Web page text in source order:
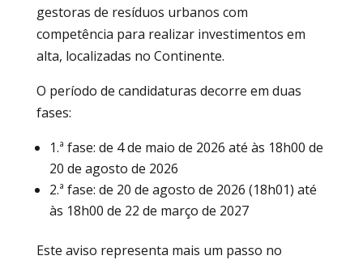
gestoras de resíduos urbanos com
competência para realizar investimentos em
alta, localizadas no Continente.
O período de candidaturas decorre em duas
fases:
1.ª fase: de 4 de maio de 2026 até às 18h00 de
20 de agosto de 2026
2.ª fase: de 20 de agosto de 2026 (18h01) até
às 18h00 de 22 de março de 2027
Este aviso representa mais um passo no